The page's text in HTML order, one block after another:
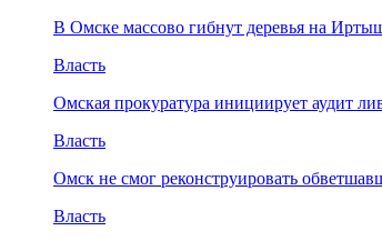
В Омске массово гибнут деревья на
Власть
Омская прокуратура инициирует аудит
Власть
Омск не смог реконструировать
Власть